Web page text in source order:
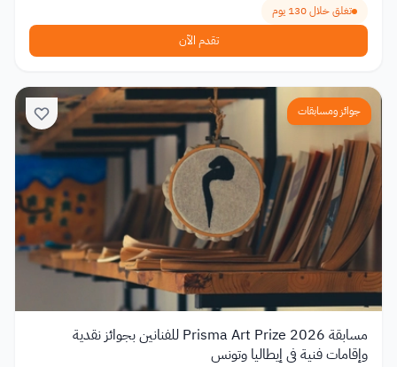
تغلق خلال 130 يوم
تقدم الآن
جوائز ومسابقات
مسابقة Prisma Art Prize 2026 للفنانين بجوائز نقدية
وإقامات فنية في إيطاليا وتونس